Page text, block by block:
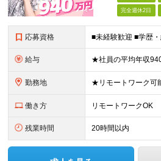
完全週休2日
応募資格
給与
勤務地
働き方 リモートワークOK
残業時間 20時間以内